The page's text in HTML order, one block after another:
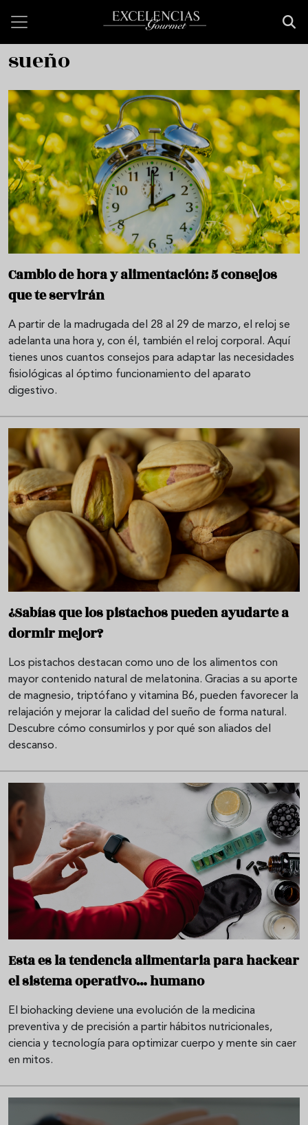
sueño
Cambio de hora y alimentación: 5 consejos
que te servirán
A partir de la madrugada del 28 al 29 de marzo, el reloj se
adelanta una hora y, con él, también el reloj corporal. Aquí
tienes unos cuantos consejos para adaptar las necesidades
fisiológicas al óptimo funcionamiento del aparato
digestivo.
¿Sabías que los pistachos pueden ayudarte a
dormir mejor?
Los pistachos destacan como uno de los alimentos con
mayor contenido natural de melatonina. Gracias a su aporte
de magnesio, triptófano y vitamina B6, pueden favorecer la
relajación y mejorar la calidad del sueño de forma natural.
Descubre cómo consumirlos y por qué son aliados del
descanso.
Esta es la tendencia alimentaria para hackear
el sistema operativo… humano
El biohacking deviene una evolución de la medicina
preventiva y de precisión a partir hábitos nutricionales,
ciencia y tecnología para optimizar cuerpo y mente sin caer
en mitos.